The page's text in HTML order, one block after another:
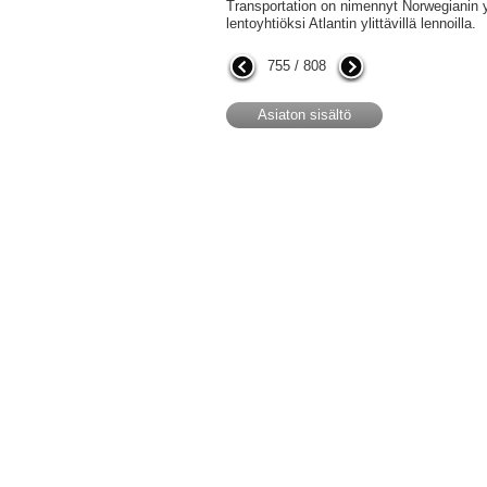
Transportation on nimennyt
lentoyhtiöksi Atlantin ylittävillä lennoilla.
755 / 808
Asiaton sisältö